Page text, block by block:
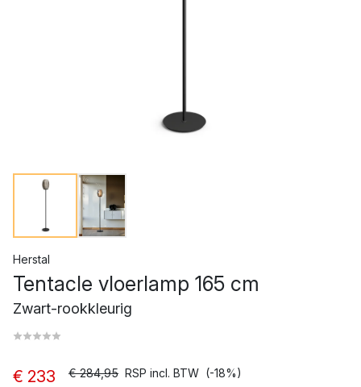
Herstal
Tentacle vloerlamp 165 cm
Zwart-rookkleurig
€ 233 € 284,95 RSP incl. BTW (-18%)